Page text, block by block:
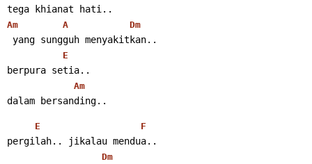
tega khianat hati..
Am A Dm
yang sungguh menyakitkan..
E
berpura setia..
Am
dalam bersanding..
E F
pergilah.. jikalau mendua..
Dm